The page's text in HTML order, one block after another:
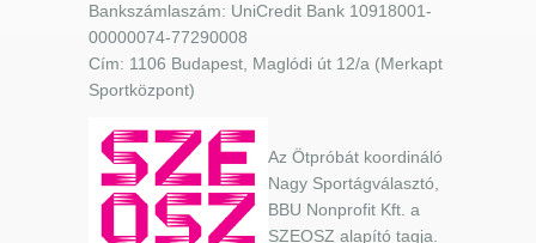
Bankszámlaszám: UniCredit Bank 10918001-
00000074-77290008
Cím: 1106 Budapest, Maglódi út 12/a (Merkapt
Sportközpont)
Az Ötpróbát koordináló
Nagy Sportágválasztó,
BBU Nonprofit Kft. a
SZEOSZ alapító tagja.